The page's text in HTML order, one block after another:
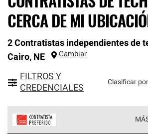
CERCA DE MI
2 Contratistas independientes de
Cairo, NE Cambiar
FILTROS Y
CREDENCIALES
Clasificar por